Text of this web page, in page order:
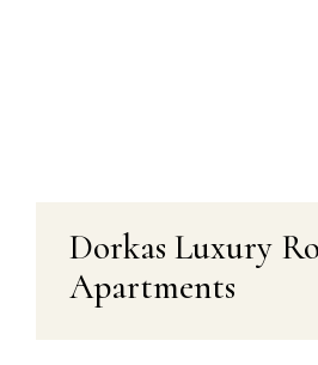
Dorkas Luxury
Apartments